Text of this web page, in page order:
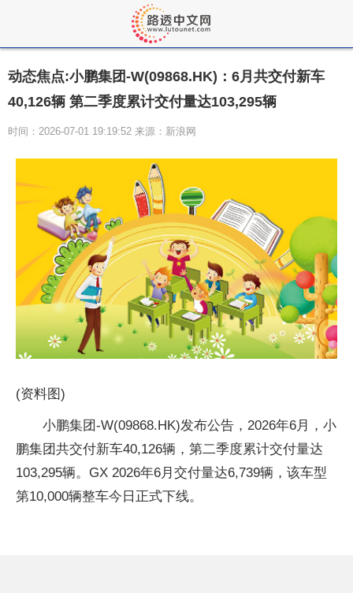
动态焦点:小鹏集团-W(09868.HK)：6月共交付新车
40,126辆 第二季度累计交付量达103,295辆
时间：2026-07-01 19:19:52 来源：新浪网
(资料图)
小鹏集团-W(09868.HK)发布公告，2026年6月，小
鹏集团共交付新车40,126辆，第二季度累计交付量达
103,295辆。GX 2026年6月交付量达6,739辆，该车型
第10,000辆整车今日正式下线。